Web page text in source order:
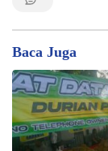
Baca Juga